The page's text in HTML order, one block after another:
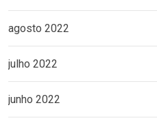
agosto 2022
julho 2022
junho 2022